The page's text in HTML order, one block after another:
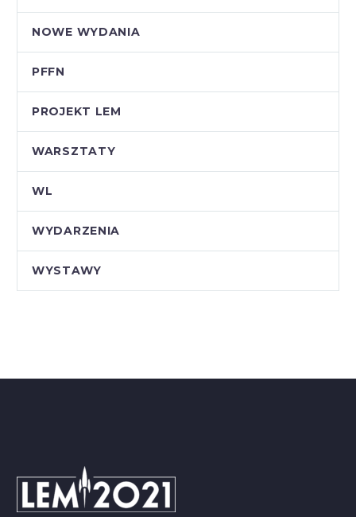
NOWE WYDANIA
PFFN
PROJEKT LEM
WARSZTATY
WL
WYDARZENIA
WYSTAWY